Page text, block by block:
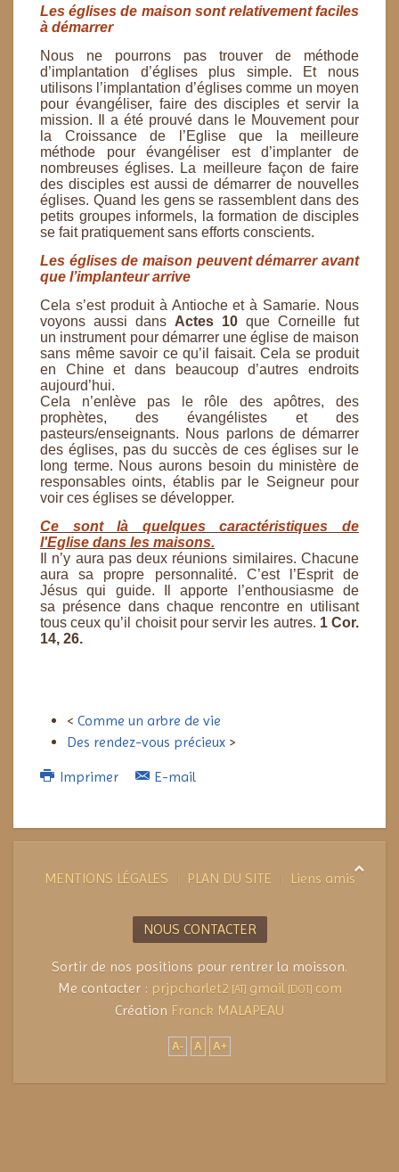
Les églises de maison sont relativement faciles
à démarrer
Nous ne pourrons pas trouver de méthode
d’implantation d’églises plus simple. Et nous
utilisons l’implantation d’églises comme un moyen
pour évangéliser, faire des disciples et servir la
mission.
Il a été prouvé dans le Mouvement pour
la Croissance de l’Eglise que la meilleure
méthode pourévangéliser est d’implanter de
nombreuses églises. La meilleure façon de faire
des disciples est aussi dedémarrer de nouvelles
églises. Quand les gens se rassemblent dans des
petits groupes informels, la formation de disciples
se fait pratiquement sans efforts conscients.
Les églises de maison peuvent démarrer avant
que l’implanteur arrive
Cela s’est produit à Antioche et à Samarie. Nous
voyons aussi dans Actes 10 que Corneille fut
un instrument pour démarrer une église de maison
sans même savoir ce qu’il faisait. Cela se produit
en Chine et dans beaucoup d’autres endroits
aujourd’hui.
Cela n’enlève pas le rôle des apôtres, des
prophètes, des évangélistes et des
pasteurs/enseignants. Nous parlons de démarrer
des églises, pas du succès de ces églises sur le
long terme. Nous aurons besoin du ministère de
responsables oints, établis par le Seigneur pour
voir ces églises se développer.
Ce sont là quelques caractéristiques de
l'Eglise dans les maisons.
Il n’y aura pas deux réunions similaires. Chacune
aura sa propre personnalité. C’est l’Esprit de
Jésus qui guide. Il apporte l’enthousiasme de
sa présence dans chaque rencontre en utilisant
tous ceux qu’il choisit pour servir les autres. 1 Cor.
14, 26.
< Comme un arbre de vie
Des rendez-vous précieux >
Imprimer E-mail
MENTIONS LÉGALES PLAN DU SITE Liens amis
NOUS CONTACTER
Sortir de nos positions pour rentrer la moisson.
Me contacter : prjpcharlet2 [AT] gmail[DOT] com
Création Franck MALAPEAU
A- A A+